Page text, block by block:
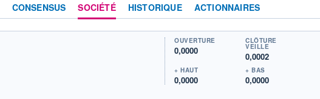
CONSENSUS SOCIÉTÉ HISTORIQUE ACTIONNAIRES
OUVERTURE
0,0000
CLÔTURE
VEILLE
0,0002
+ HAUT
0,0000
+ BAS
0,0000